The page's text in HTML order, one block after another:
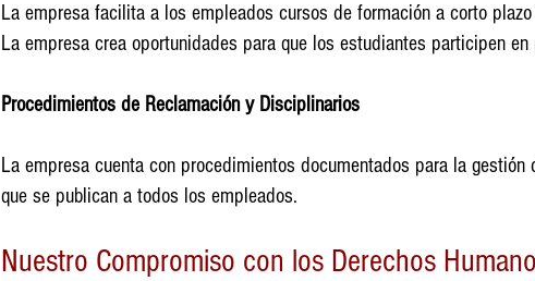
La empresa facilita a los empleados cursos de formación a corto
La empresa crea oportunidades para que los estudiantes participen
Procedimientos de Reclamación y Disciplinarios
La empresa cuenta con procedimientos documentados para la
que se publican a todos los empleados.
Nuestro Compromiso con los Derechos